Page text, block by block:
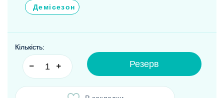
Демісезон
Кількість:
Резерв